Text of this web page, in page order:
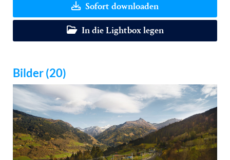
Sofort downloaden
In die Lightbox legen
Bilder (20)